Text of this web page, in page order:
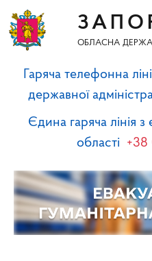
ОБЛАСНА
Гаряча телефонна
державної
Єдина гаряча лінія з
області +38